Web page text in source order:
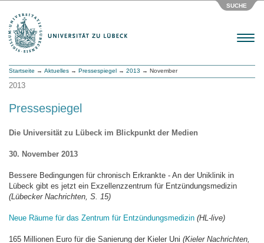
SUCHE
Menu
Startseite → Aktuelles → Pressespiegel → 2013 → November
2013
Pressespiegel
Die Universität zu Lübeck im Blickpunkt der Medien
30. November 2013
Bessere Bedingungen für chronisch Erkrankte - An der Uniklinik in
Lübeck gibt es jetzt ein Exzellenzzentrum für Entzündungsmedizin
(Lübecker Nachrichten, S. 15)
Neue Räume für das Zentrum für Entzündungsmedizin (HL-live)
165 Millionen Euro für die Sanierung der Kieler Uni (Kieler Nachrichten,